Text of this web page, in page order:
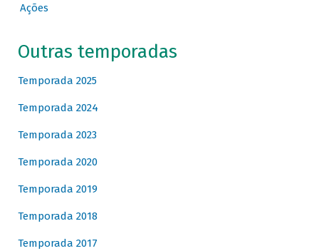
Ações
Outras temporadas
Temporada 2025
Temporada 2024
Temporada 2023
Temporada 2020
Temporada 2019
Temporada 2018
Temporada 2017